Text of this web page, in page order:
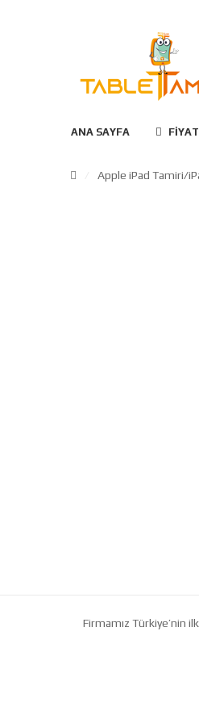
ANA SAYFA
Apple iPad Tamiri/
Firmamız Türkiye’nin